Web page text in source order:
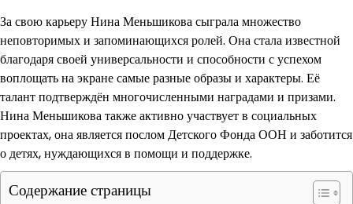
За свою карьеру Нина Меньшикова сыграла множество
неповторимых и запоминающихся ролей. Она стала известной
благодаря своей универсальности и способности с успехом
воплощать на экране самые разные образы и характеры. Её
талант подтверждён многочисленными наградами и призами.
Нина Меньшикова также активно участвует в социальных
проектах, она является послом Детского Фонда ООН и заботится
о детях, нуждающихся в помощи и поддержке.
Содержание страницы